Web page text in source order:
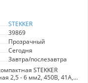
STEKKER
39869
Прозрачный
Сегодня
Завтра/послезавтра
STEKKER
2,5 - 6 мм2, 450В, 41А,